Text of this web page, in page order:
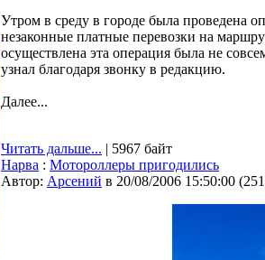
Утром в среду в городе была проведена
незаконные платные перевозки на
осуществлена эта операция была не
узнал благодаря звонку в редакцию.
Далее...
Читать дальше... | 5967 байт
Нарва : Мотороллеры пригодились
Автор: Арсений в 20/08/2006 15:50:00 (